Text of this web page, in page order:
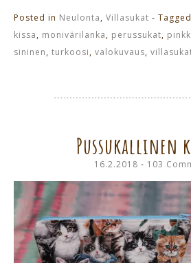
Posted in Neulonta, Villasukat - Tagged
kissa, monivärilanka, perussukat,
sininen, turkoosi, valokuvaus,
Pussukallinen
16.2.2018 103